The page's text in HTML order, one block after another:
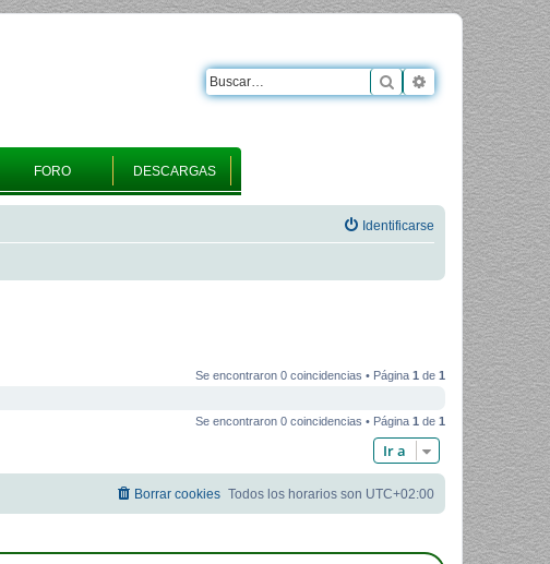
FORO DESCARGAS
Buscar Búsqueda
Identificarse
Se encontraron 0 coincidencias • Página 1 de 1
Se encontraron 0 coincidencias • Página 1 de 1
Ir a
Todos los horarios son UTC+02:00
Borrar cookies